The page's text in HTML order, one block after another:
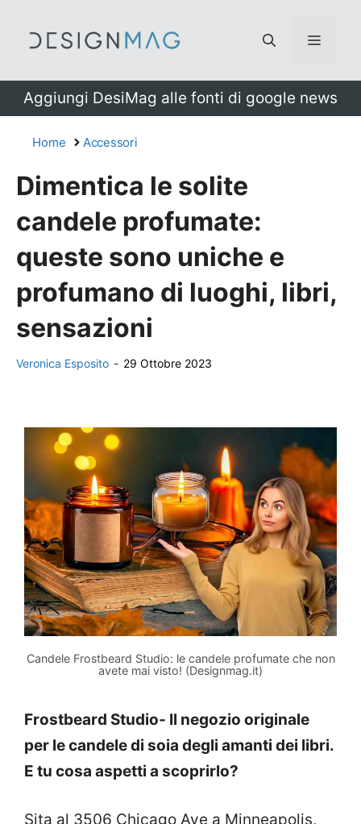
Menu
Aggiungi DesiMag alle fonti di google news
Home Accessori
Dimentica le solite
candele profumate:
queste sono uniche e
profumano di luoghi, libri,
sensazioni
Veronica Esposito - 29 Ottobre 2023
Candele Frostbeard Studio: le candele profumate che non
avete mai visto! (Designmag.it)
Frostbeard Studio- Il negozio originale
per le candele di soia degli amanti dei libri.
E tu cosa aspetti a scoprirlo?
Sita al 3506 Chicago Ave a Minneapolis,